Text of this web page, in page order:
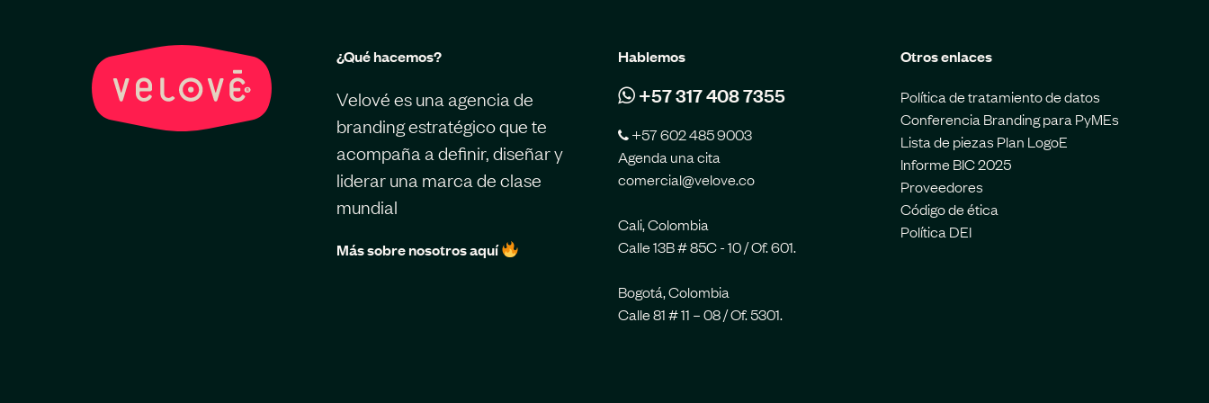
¿Qué hacemos?
Velové es una agencia de
branding estratégico que te
acompaña a definir, diseñar y
liderar una marca de clase
mundial
Más sobre nosotros aquí
Hablemos
+57 317 408 7355
+57 602 485 9003
Agenda una cita
comercial@velove.co
Cali, Colombia
Calle 13B # 85C - 10 / Of. 601.
Bogotá, Colombia
Calle 81 # 11 – 08 / Of. 5301.
Otros enlaces
Política de tratamiento de datos
Conferencia Branding para PyMEs
Lista de piezas Plan LogoE
Informe BIC 2025
Proveedores
Código de ética
Política DEI